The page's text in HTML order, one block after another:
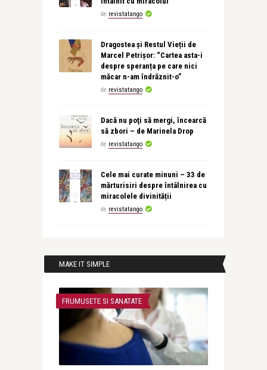
de revistatango
Dragostea și Restul Vieții de
Marcel Petrișor: “Cartea asta-i
despre speranța pe care nici
măcar n-am îndrăznit-o”
de revistatango
Dacă nu poţi să mergi, încearcă
să zbori – de Marinela Drop
de revistatango
Cele mai curate minuni – 33 de
mărturisiri despre întâlnirea cu
miracolele divinității
de revistatango
MAKE IT SIMPLE
FRUMUSETE SI SANATATE